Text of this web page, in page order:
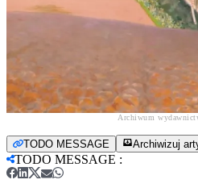
Archiwum
TODO MESSAGE Archiwizuj
TODO MESSAGE :